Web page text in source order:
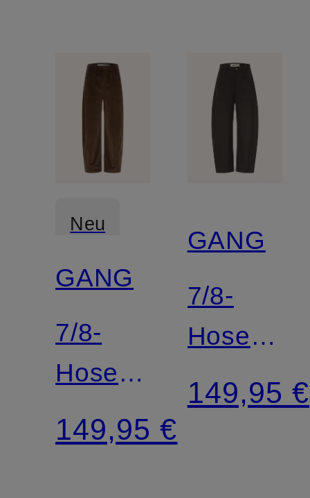
Neu
GANG
7/8-
Hose
94ODINA
aus
149,95 €
GANG
7/8-
Hose
94ODINA
149,95 €